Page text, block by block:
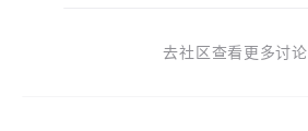
去社区查看更多讨论